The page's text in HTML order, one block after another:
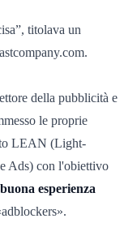
titolava un
della pubblicità e
le proprie
LEAN (Light-
Ads) con l'obiettivo
buona esperienza